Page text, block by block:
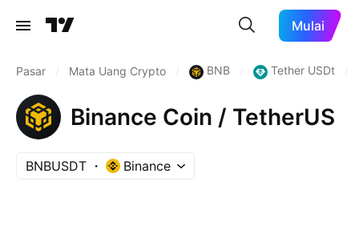
Mulai
Pasar Mata Uang Crypto BNB Tether USDt
Binance Coin / TetherUS
BNBUSDT Binance